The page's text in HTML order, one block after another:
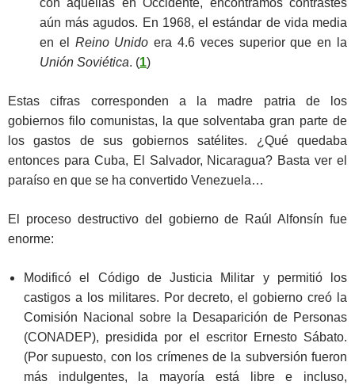
con aquellas en Occidente, encontramos contrastes
aún más agudos. En 1968, el estándar de vida media
en el Reino Unido era 4.6 veces superior que en la
Unión Soviética. (1)
Estas cifras corresponden a la madre patria de los
gobiernos filo comunistas, la que solventaba gran parte de
los gastos de sus gobiernos satélites. ¿Qué quedaba
entonces para Cuba, El Salvador, Nicaragua? Basta ver el
paraíso en que se ha convertido Venezuela…
El proceso destructivo del gobierno de Raúl Alfonsín fue
enorme:
Modificó el Código de Justicia Militar y permitió los
castigos a los militares. Por decreto, el gobierno creó la
Comisión Nacional sobre la Desaparición de Personas
(CONADEP), presidida por el escritor Ernesto Sábato.
(Por supuesto, con los crímenes de la subversión fueron
más indulgentes, la mayoría está libre e incluso,